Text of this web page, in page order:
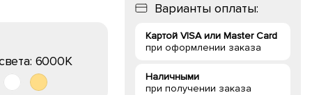
6000K
Варианты оплаты:
Картой VISA или Master Card
при оформлении заказа
Наличными
при получении заказа